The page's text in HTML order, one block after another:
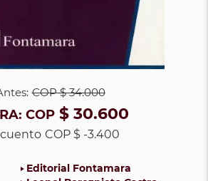
COP$ 34.000
COP $ 30.600
COP $ -3.400
Editorial Fontamara